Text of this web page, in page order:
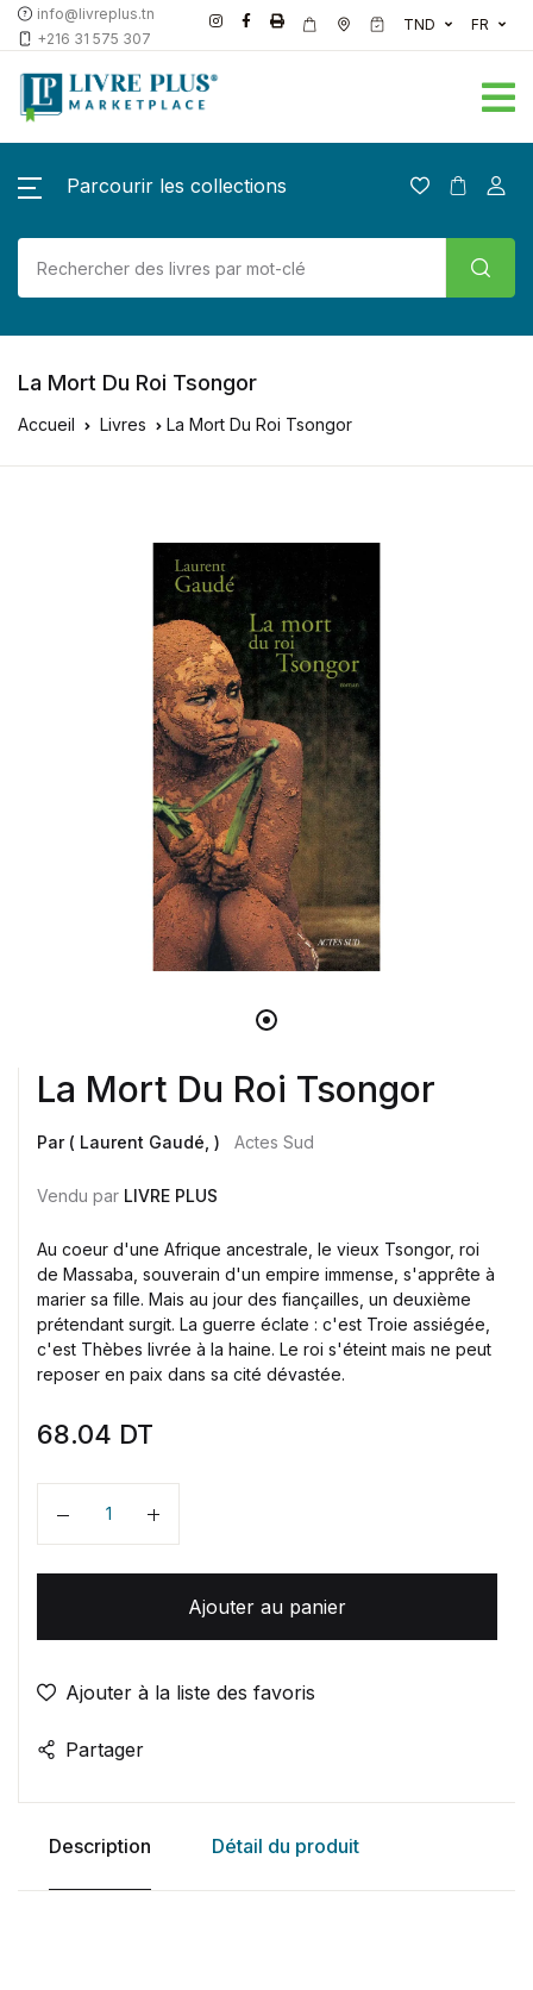
info@livreplus.tn
+216 31 575 307
TND FR
Parcourir les collections
La Mort Du Roi Tsongor
Accueil Livres La Mort Du Roi Tsongor
La Mort Du Roi Tsongor
Par ( Laurent Gaudé, ) Actes Sud
Vendu par LIVRE PLUS
Au coeur d'une Afrique ancestrale, le vieux Tsongor, roi
de Massaba, souverain d'un empire immense, s'apprête à
marier sa fille. Mais au jour des fiançailles, un deuxième
prétendant surgit. La guerre éclate : c'est Troie assiégée,
c'est Thèbes livrée à la haine. Le roi s'éteint mais ne peut
reposer en paix dans sa cité dévastée.
68.04 DT
Quantité
Ajouter au panier
Ajouter à la liste des favoris
Partager
Description Détail du produit